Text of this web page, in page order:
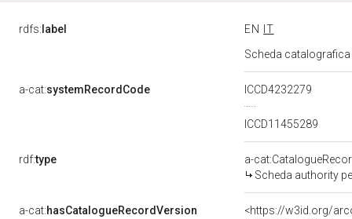
rdfs: label EN
IT
Scheda
a-cat:systemRecordCode ICCD4232279
ICCD11455289
rdf:type
a-
Scheda authority
a-cat:hasCatalogueRecordVersion